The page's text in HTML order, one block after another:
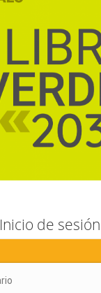
Inicio de sesión